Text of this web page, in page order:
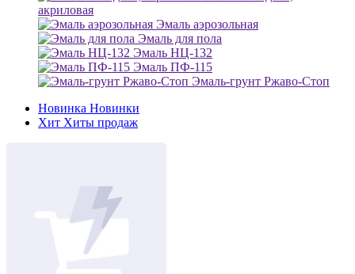
акриловая
Эмаль аэрозольная
Эмаль для пола
Эмаль НЦ-132
Эмаль ПФ-115
Эмаль-грунт Ржаво-Стоп
Новинка Новинки
Хит Хиты продаж